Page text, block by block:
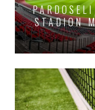
STADION